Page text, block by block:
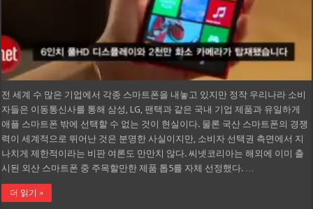
전 세계 수 많은 기업에서 각종 스마트폰을 내놓고 있지만 정작 우리나라 소비
자들은 이동통신사를 통해 삼성, LG, 팬택과 같은 국내 기업 제품과 유일하게
애플 스마트폰 밖에 선택할 수 없는 것이 현실이다. 물론 국산 스마트폰의 경쟁
력이 세계적으로 뛰어난 것은 분명한 사실이지만, 소비자 선택권 측면에서 지
나치게 제한적이라는 비판 여론도 만만치 않다. 씨넷코리아는 해외에 이미 출
시된 외산 스마트폰 중 주목할만한 제품 톱5를 자체 선정했다. …
더 읽기 »